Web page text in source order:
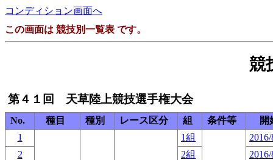
コンディション画面へ
この画面は 競技別一覧表 です。
競
第４１回 天草陸上競技選手権大会
No. 種目 種別 レース区分 組 条件等
開
1
1組
2
2組